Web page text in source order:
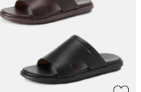
khỏe khoắn, mang tinh
hợp với gu thẩm mỹ của
tối giản nhưng vẫn muốn
rõ nét